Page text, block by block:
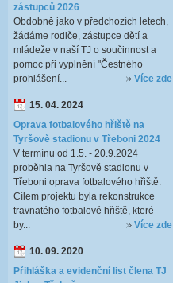
zástupců 2026
Obdobně jako v předchozích letech,
žádáme rodiče, zástupce dětí a
mládeže v naší TJ o součinnost a
pomoc při vyplnění "Čestného
prohlášení...
Více zde
15. 04. 2024
Oprava fotbalového hřiště na
Tyršově stadionu v Třeboni 2024
V termínu od 1.5. - 20.9.2024
proběhla na Tyršově stadionu v
Třeboni oprava fotbalového hřiště.
Cílem projektu byla rekonstrukce
travnatého fotbalové hřiště, které
by...
Více zde
10. 09. 2020
Přihláška a evidenční list člena TJ